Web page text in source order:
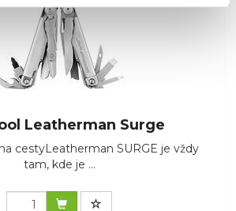
Leatherman Surge
cestyLeatherman SURGE je vždy
tam, kde je ...